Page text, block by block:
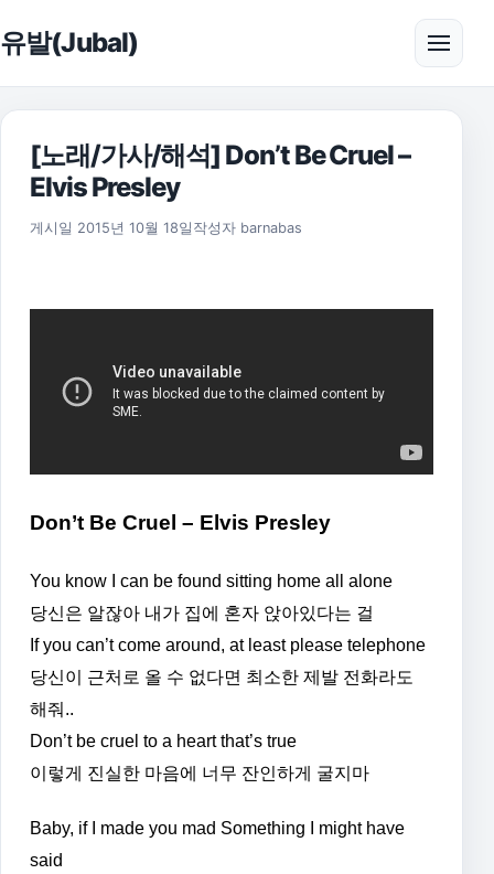
유발(Jubal) 메뉴
[노래/가사/해석] Don’t Be Cruel –
Elvis Presley
게시일 2015년 10월 18일 2021년 8월 11일
작성자 barnabas
Don’t Be Cruel – Elvis Presley
You know I can be found sitting home all alone
당신은 알잖아 내가 집에 혼자 앉아있다는 걸
If you can’t come around, at least please telephone
당신이 근처로 올 수 없다면 최소한 제발 전화라도
해줘..
Don’t be cruel to a heart that’s true
이렇게 진실한 마음에 너무 잔인하게 굴지마
Baby, if I made you mad Something I might have
said